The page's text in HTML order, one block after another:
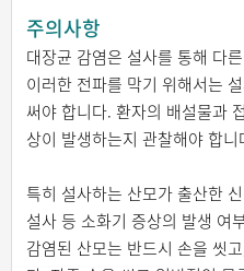
주의사항
대장균 감염은 설사를 통해 다
이러한 전파를 막기 위해서는
써야 합니다. 환자의 배설물과
상이 발생하는지 관찰해야 합니
특히 설사하는 산모가 출산한
설사 등 소화기 증상의 발생 여
감염된 산모는 반드시 손을 씻